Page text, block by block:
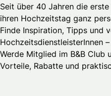
Seit über 40 Jahren die
ihren Hochzeitstag ganz
Finde Inspiration, Tipps und
HochzeitsdienstleisterInnen
Werde Mitglied im B&B Club
Vorteile, Rabatte und